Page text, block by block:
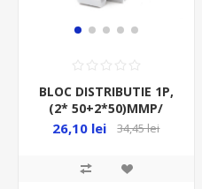
BLOC DISTRIBUTIE 1P,
(2* 50+2*50)MMP/
4GAURI, CU-AL, 160A,
26,10 lei 34,45 lei